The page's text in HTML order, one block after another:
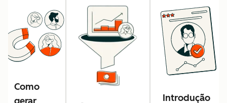
Como
Introdução